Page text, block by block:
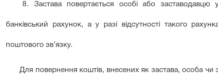
8. Застава повертається особі або заставодавцю
банківський рахунок, а у разі відсутності такого
поштового зв’язку.
Для повернення коштів, внесених як застава, особа чи